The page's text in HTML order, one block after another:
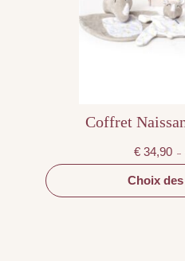
Coffret
€34,90 –
Choix
la